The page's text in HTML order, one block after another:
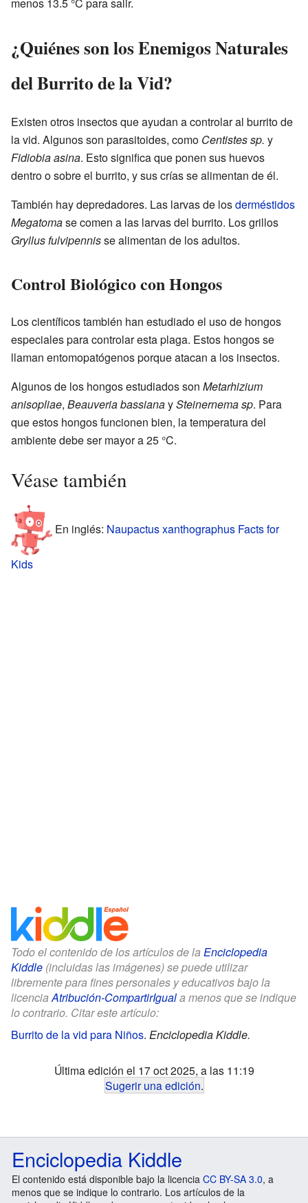
menos 13.5 °C para salir.
¿Quiénes son los Enemigos Naturales
del Burrito de la Vid?
Existen otros insectos que ayudan a controlar al burrito de
la vid. Algunos son parasitoides, como Centistes sp. y
Fidiobia asina. Esto significa que ponen sus huevos
dentro o sobre el burrito, y sus crías se alimentan de él.
También hay depredadores. Las larvas de losderméstidos
Megatomase comen a las larvas del burrito. Los grillos
Gryllus fulvipennisse alimentan de los adultos.
Control Biológico con Hongos
Los científicos también han estudiado el uso de hongos
especiales para controlar esta plaga. Estos hongos se
llaman entomopatógenos porque atacan a los insectos.
Algunos de los hongos estudiados son Metarhizium
anisopliae, Beauveria bassianaySteinernemasp. Para
que estos hongos funcionen bien, la temperatura del
ambiente debe ser mayor a 25 °C.
Véase también
En inglés: Naupactus xanthographus Facts for
Kids
Todo el contenido de los artículos de la Enciclopedia
Kiddle (incluidas las imágenes) se puede utilizar
libremente para fines personales y educativos bajo la
licenciaAtribución-CompartirIguala menos que se indique
lo contrario. Citar este artículo:
Burrito de la vid para Niños. Enciclopedia Kiddle.
Última edición el 17 oct 2025, a las 11:19
Sugerir una edición.
Enciclopedia Kiddle
El contenido está disponible bajo la licencia CC BY-SA 3.0, a
menos que se indique lo contrario. Los artículos de la